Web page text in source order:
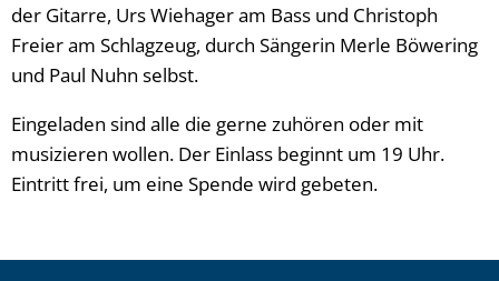
der Gitarre, Urs Wiehager am Bass und Christoph
Freier am Schlagzeug, durch Sängerin Merle Böwering
und Paul Nuhn selbst.
Eingeladen sind alle die gerne zuhören oder mit
musizieren wollen. Der Einlass beginnt um 19 Uhr.
Eintritt frei, um eine Spende wird gebeten.